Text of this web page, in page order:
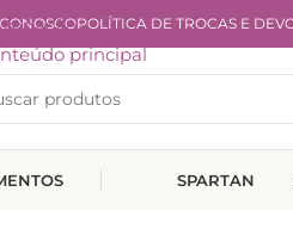
principal
POLÍTICA DE TROCAS E
SPARTAN